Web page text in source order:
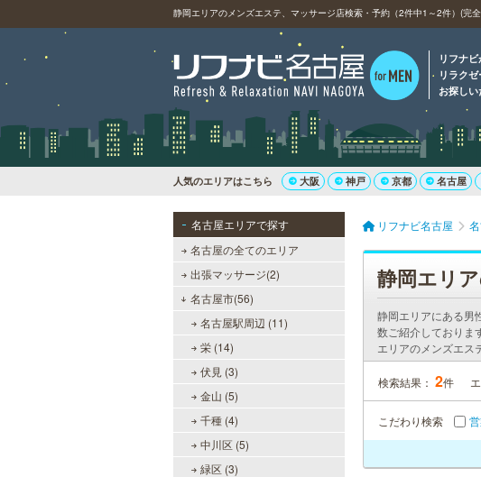
静岡エリアのメンズエステ、マッサージ店検索・予約（2件中1～2件）(完
リフナ
リラク
お探し
人気のエリアはこちら 大阪 神戸 京都 名古屋
名古屋エリアで探す
名古屋の全てのエリア
出張マッサージ(2)
名古屋市(56)
名古屋駅周辺 (11)
栄 (14)
伏見 (3)
金山 (5)
千種 (4)
中川区 (5)
緑区 (3)
リフナビ名古屋
静岡エリ
静岡エリアにある男
数ご紹介しておりま
エリアのメンズエス
検索結果： 2件
こだわり検索